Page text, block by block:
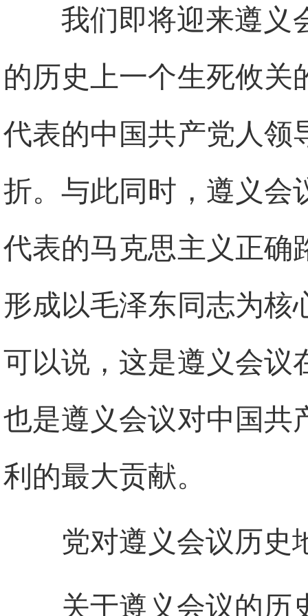
我们即将迎来遵义
的历史上一个生死攸关
代表的中国共产党人领
折。与此同时，遵义会
代表的马克思主义正确
形成以毛泽东同志为核
可以说，这是遵义会议
也是遵义会议对中国共
利的最大贡献。
党对遵义会议历史
关于遵义会议的历